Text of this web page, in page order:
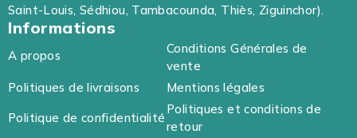
Saint-Louis, Sédhiou, Tambacounda, Thiès, Ziguinchor).
Informations
A propos
Conditions Générales de
vente
Politiques de livraisons
Mentions légales
Politique de confidentialité
Politiques et conditions de
retour